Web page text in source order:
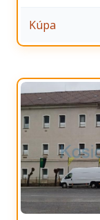
Kúpa